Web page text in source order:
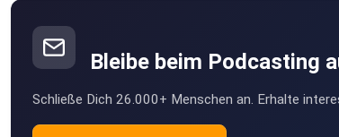
Bleibe beim Podcasting
Schließe Dich 26.000+ Menschen an. Erhalte